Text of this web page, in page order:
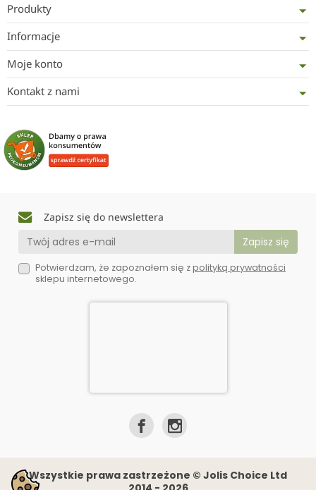
Produkty
Informacje
Moje konto
Kontakt z nami
Zapisz się do newslettera
Potwierdzam, że zapoznałem się zpolityką prywatności
sklepu internetowego.
Wszystkie prawa zastrzeżone © Jolis Choice Ltd